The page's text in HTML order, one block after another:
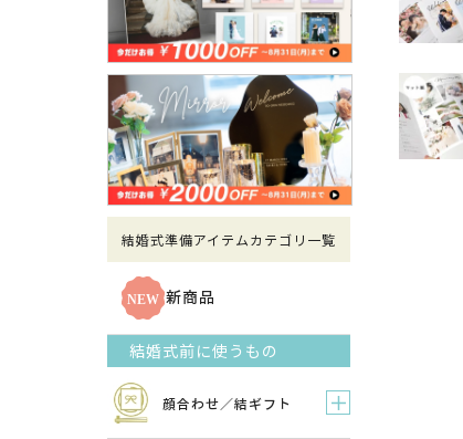
結婚式準備アイテムカテゴリ一覧
新商品
結婚式前に使うもの
顔合わせ／結ギフト